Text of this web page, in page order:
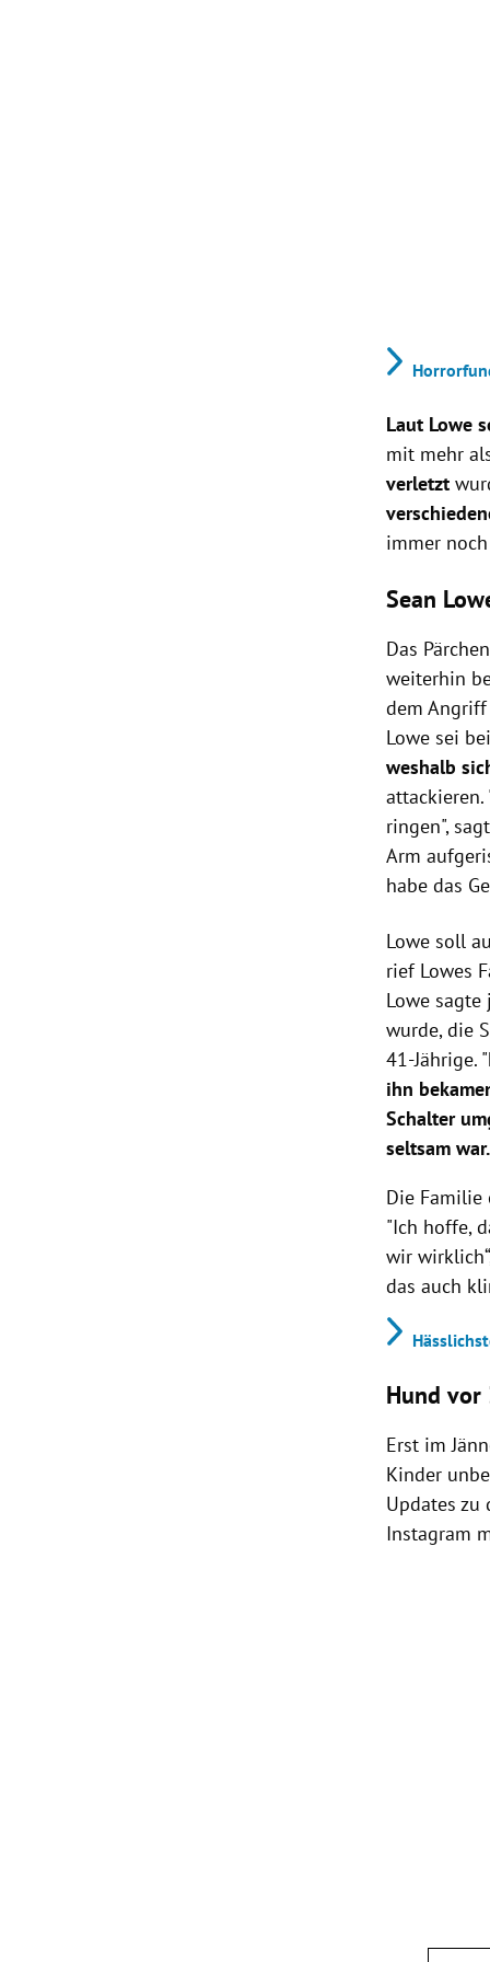
Laut Lowe
mit mehr
verletzt
immer
Sean
Das
weiterhin
dem
Lowe sei
weshalb
ringen",
Arm
habe das
Lowe soll
rief Lowes
Lowe
wurde, die
41-Jährige. "
ihn
Schalter
seltsam war.
Die Familie
"Ich hoffe,
wir
das auch
Hund
Erst im
Kinder
Updates zu
Instagram